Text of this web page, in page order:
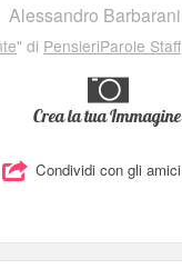
Alessandro Barbarani
" di PensieriParole Staff
Crea la tua Immagine
Condividi con gli amici